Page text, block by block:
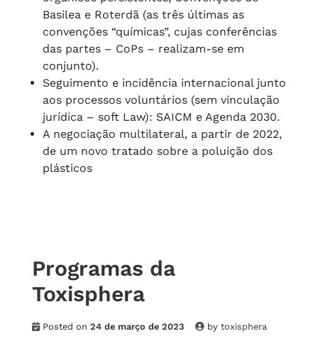
Basilea e Roterdã (as três últimas as
convenções “químicas”, cujas conferências
das partes – CoPs – realizam-se em
conjunto).
Seguimento e incidência internacional junto
aos processos voluntários (sem vinculação
jurídica – soft Law): SAICM e Agenda 2030.
A negociação multilateral, a partir de 2022,
de um novo tratado sobre a poluição dos
plásticos
Programas da
Toxisphera
Posted on 24 de março de 2023 by toxisphera